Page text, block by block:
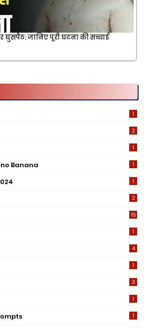
जानिए पूरी घटना की सच्चाई
1
2
1
Banana 1
1
2
15
1
4
1
3
1
1